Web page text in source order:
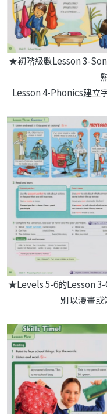
★初階級數Lesson 3-
Lesson 4-Phonics建立
★Levels 5-6的Lesson
別以漫畫或